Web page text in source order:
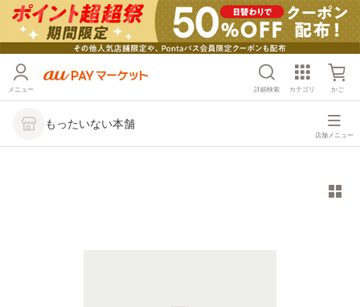
メニュー 詳細検索 カテゴリ かご
もったいない本舗
店舗メニュー